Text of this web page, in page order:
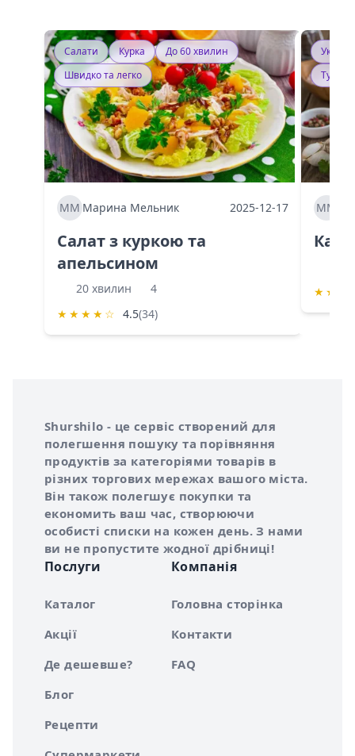
Салати Курка
До 60 хвилин
Швидко та легко
ММ Марина Мельник 2025-12-17
Салат з куркою та
апельсином
20 хвилин
4
★ ★ ★ ★ ☆ 4.5(34)
ММ
★ ★
Про сервіс Shurshilo
Shurshilo - це сервіс створений для
полегшення пошуку та порівняння
продуктів за категоріями товарів в
різних торгових мережах вашого міста.
Він також полегшує покупки та
економить ваш час, створюючи
особисті списки на кожен день. З нами
ви не пропустите жодної дрібниці!
Послуги
Каталог
Акції
Де дешевше?
Блог
Рецепти
Компанія
Головна сторінка
Контакти
FAQ